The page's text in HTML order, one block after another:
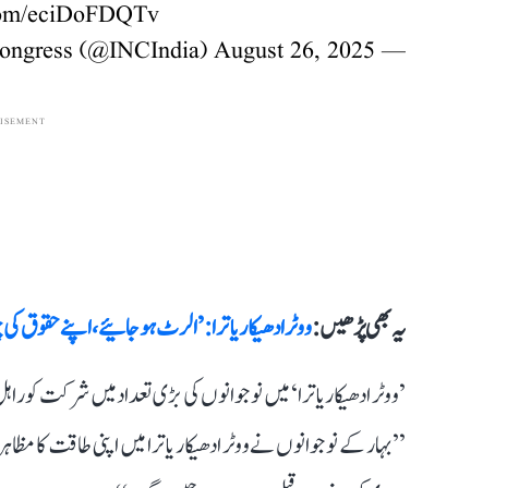
eciDoFDQTv
— Congress (@INCIndia)
August 26, 2025
یہ بھی پڑھیں :ووٹر ادھیکار یاترا: ’الرٹ ہو جائیے، اپنے
’ووٹر ادھیکار یاترا‘ میں نوجوانوں کی بڑی تعداد میں شرکت
’’بہار کے نوجوانوں نے ووٹر ادھیکار یاترا میں اپنی طاقت کا